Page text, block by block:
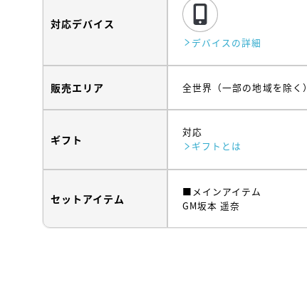
対応デバイス
デバイスの詳細
販売エリア 全世界（一部の地域を除く）
ギフト
対応
ギフトとは
セットアイテム
■メインアイテム
GM坂本 遥奈